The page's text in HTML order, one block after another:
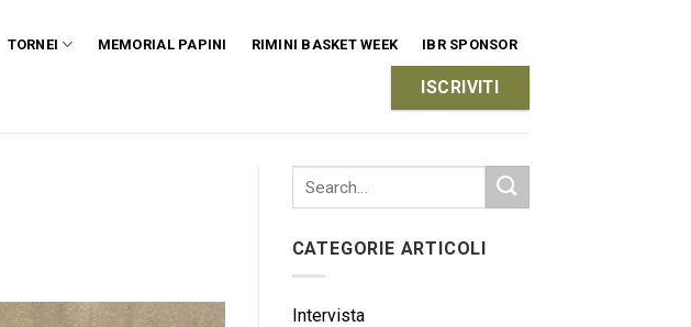
TORNEI MEMORIAL PAPINI RIMINI BASKET WEEK IBR SPONSOR
ISCRIVITI
CATEGORIE ARTICOLI
Intervista